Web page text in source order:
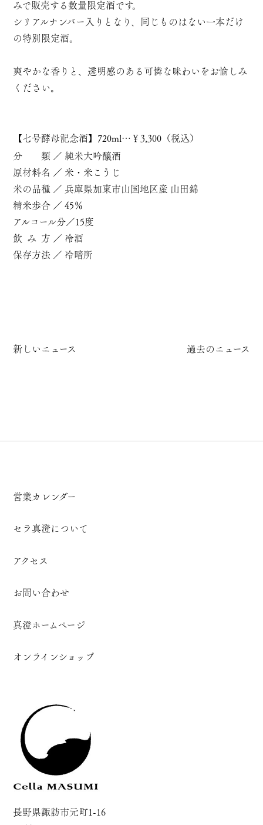
みで販売する数量限定酒です。
シリアルナンバー入りとなり、同じものはない一本だけ
の特別限定酒。
爽やかな香りと、透明感のある可憐な味わいをお愉しみ
ください。
【七号酵母記念酒】720ml…￥3,300（税込）
分 類 ／ 純米大吟醸酒
原材料名 ／ 米・米こうじ
米の品種 ／ 兵庫県加東市山国地区産 山田錦
精米歩合 ／ 45％
アルコール分／15度
飲 み 方 ／ 冷酒
保存方法 ／ 冷暗所
新しいニュース 過去のニュース
営業カレンダー
セラ真澄について
アクセス
お問い合わせ
真澄ホームページ
オンラインショップ
長野県諏訪市元町1-16